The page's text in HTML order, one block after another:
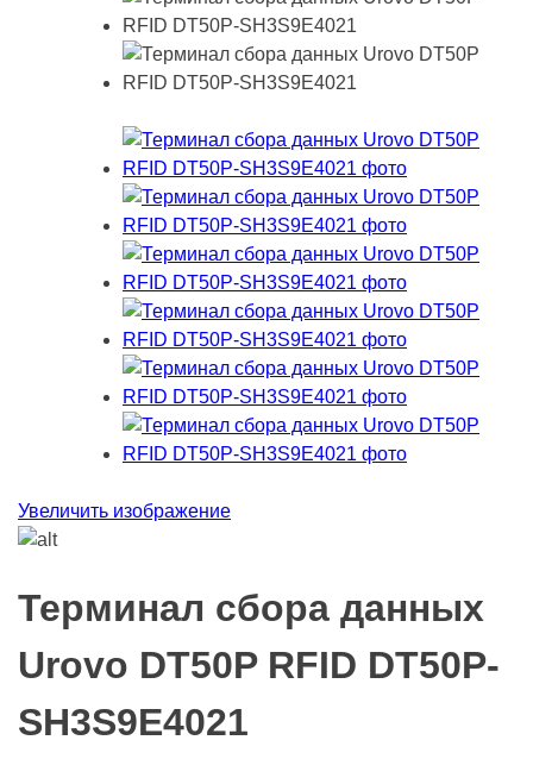
Увеличить изображение
Терминал сбора данных
Urovo DT50P RFID DT50P-
SH3S9E4021